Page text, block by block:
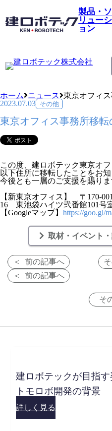
製品・ソ
リューシ
ョン
ホーム
ニュース 東京オフィ
2023.07.03 その他
東京オフィス事務所移転
この度、建ロボテック東京オ
以下住所に移転したことをお知
今後とも一層のご支援を賜り
【新東京オフィス】 〒170-
16 東池袋ハイツ弐番館101号
【Googleマップ】 https://goo.gl/
取材・イベント
前の記事へ
前の記事へ
そ
建ロボテックが目指す
トモロボ開発の背景
詳しく見る